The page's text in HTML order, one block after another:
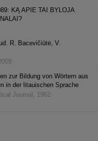
KĄ APIE TAI BYLOJA
R. Bacevičiūtė, V.
zur Bildung von Wörtern aus
in der litauischen Sprache
Journal , 1962